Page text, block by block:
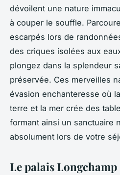
dévoilent une nature
à couper le souffle.
escarpés lors de
des criques isolées aux
plongez dans la splendeur
préservée. Ces merveilles
évasion enchanteresse où
terre et la mer crée des
formant ainsi un sanctuaire
absolument lors de votre
Le palais Longchamp